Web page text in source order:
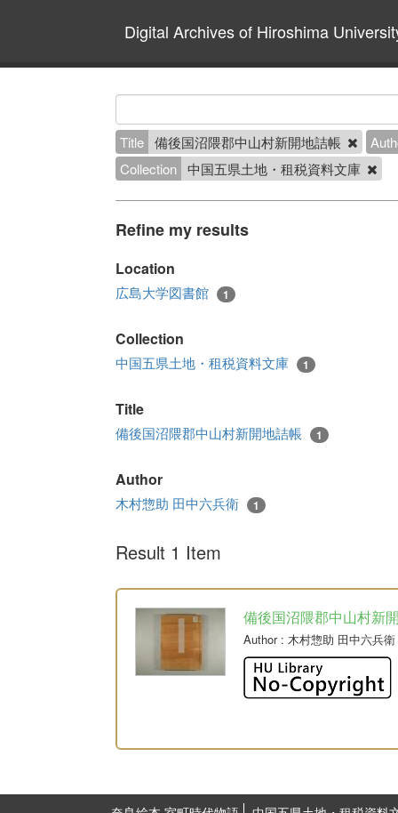
Digital Archives of Hiroshima
Title 備後国沼隈郡中山村新開地詰帳
Collection 中国五県土地・租税資料文庫
Refine my results
Location
広島大学図書館 1
Collection
中国五県土地・租税資料文庫 1
Title
備後国沼隈郡中山村新開地詰帳 1
Author
木村惣助 田中六兵衛 1
Result 1 Item
備後国沼隈郡中山村新
Author: 木村惣助 田中六兵衛